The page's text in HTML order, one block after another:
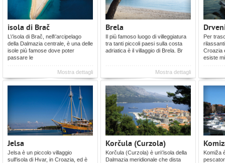
isola di Brač
L\'isola di Brač, nell\'arcipelago
della Dalmazia centrale, è una delle
isole più famose dove poter
passare le
Mostra dettagli
Brela
Il più famoso luogo di villeggiatura
tra tanti piccoli paesi sulla costa
adriatica è il villaggio di Brela. Br
Mostra dettagli
Per
Croazia
esiste
Jelsa
Jelsa è un piccolo villaggio
sull'isola di Hvar, in Croazia, ed è
Korčula (Curzola)
Korčula (Curzola) è un\'isola della
Dalmazia meridionale che dista
Komiža